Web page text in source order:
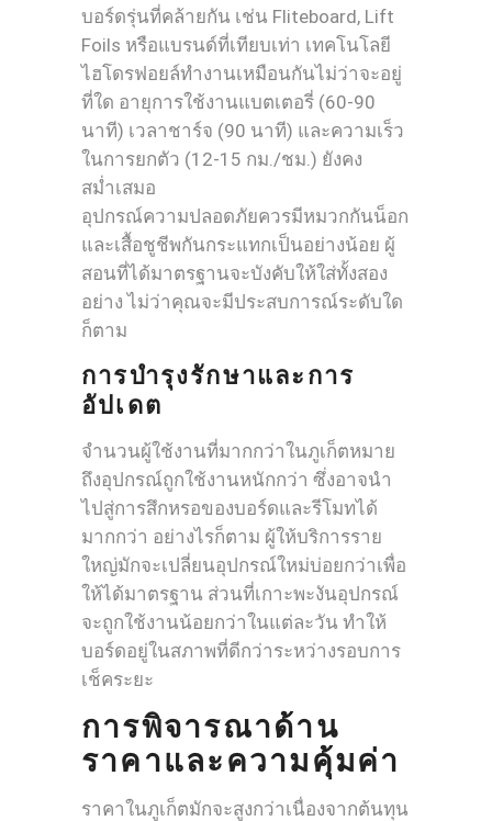
บอร์ดรุ่นที่คล้ายกัน เช่น Fliteboard, Lift
Foils หรือแบรนด์ที่เทียบเท่า เทคโนโลยี
ไฮโดรฟอยล์ทำงานเหมือนกันไม่ว่าจะอยู่
ที่ใด อายุการใช้งานแบตเตอรี่ (60-90
นาที) เวลาชาร์จ (90 นาที) และความเร็ว
ในการยกตัว (12-15 กม./ชม.) ยังคง
สม่ำเสมอ
อุปกรณ์ความปลอดภัยควรมีหมวกกันน็อก
และเสื้อชูชีพกันกระแทกเป็นอย่างน้อย ผู้
สอนที่ได้มาตรฐานจะบังคับให้ใส่ทั้งสอง
อย่าง ไม่ว่าคุณจะมีประสบการณ์ระดับใด
ก็ตาม
การบำรุงรักษาและการ
อัปเดต
จำนวนผู้ใช้งานที่มากกว่าในภูเก็ตหมาย
ถึงอุปกรณ์ถูกใช้งานหนักกว่า ซึ่งอาจนำ
ไปสู่การสึกหรอของบอร์ดและรีโมทได้
มากกว่า อย่างไรก็ตาม ผู้ให้บริการราย
ใหญ่มักจะเปลี่ยนอุปกรณ์ใหม่บ่อยกว่าเพื่อ
ให้ได้มาตรฐาน ส่วนที่เกาะพะงันอุปกรณ์
จะถูกใช้งานน้อยกว่าในแต่ละวัน ทำให้
บอร์ดอยู่ในสภาพที่ดีกว่าระหว่างรอบการ
เช็คระยะ
การพิจารณาด้าน
ราคาและความคุ้มค่า
ราคาในภูเก็ตมักจะสูงกว่าเนื่องจากต้นทุน